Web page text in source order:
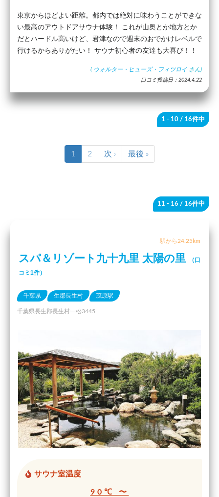
東京からほどよい距離。都内では絶対に味わうことができな
い最高のアウトドアサウナ体験！ これが山奥とか地方とか
だとハードル高いけど、君津なので週末のおでかけレベルで
行けるからありがたい！ サウナ初心者の友達も大喜び！！
( ウォルター・ヒューズ・フィツロイ さん)
口コミ投稿日：2024.4.22
1 - 10 / 16件中
1 2 次 › 最後 »
11 - 16 / 16件中
駅から24.25km
スパ＆リゾート九十九里 太陽の里
（口
コミ1件）
千葉県 生郡長生村 茂原駅
千葉県長生郡長生村一松3445
サウナ室温度
90℃ 〜